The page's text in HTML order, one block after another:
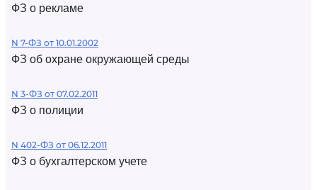
ФЗ о рекламе
N 7-ФЗ от 10.01.2002
ФЗ об охране окружающей среды
N 3-ФЗ от 07.02.2011
ФЗ о полиции
N 402-ФЗ от 06.12.2011
ФЗ о бухгалтерском учете